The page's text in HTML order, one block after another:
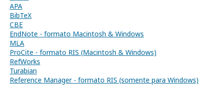
APA
BibTeX
CBE
EndNote - formato Macintosh & Windows
MLA
ProCite - formato RIS (Macintosh & Windows)
RefWorks
Turabian
Reference Manager - formato RIS (somente para Windows)